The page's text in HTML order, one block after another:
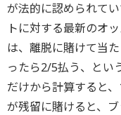
が法的に認められて
トに対する最新のオ
は、離脱に賭けて当
ったら2/5払う、とい
だけから計算すると
が残留に賭けると、